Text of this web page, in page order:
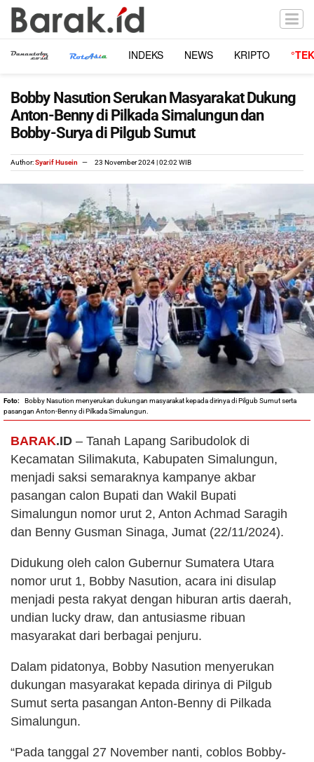
INDEKS NEWS KRIPTO
Bobby Nasution Serukan Masyarakat Dukung
Anton-Benny di Pilkada Simalungun dan
Bobby-Surya di Pilgub Sumut
Author:Syarif Husein 23 November 2024 | 02:02 WIB
Bobby Nasution menyerukan dukungan masyarakat kepada dirinya di Pilgub Sumut serta
pasangan Anton-Benny di Pilkada Simalungun.
BARAK.ID – Tanah Lapang Saribudolok di
Kecamatan Silimakuta, Kabupaten Simalungun,
menjadi saksi semaraknya kampanye akbar
pasangan calon Bupati dan Wakil Bupati
Simalungun nomor urut 2, Anton Achmad Saragih
dan Benny Gusman Sinaga, Jumat (22/11/2024).
Didukung oleh calon Gubernur Sumatera Utara
nomor urut 1, Bobby Nasution, acara ini disulap
menjadi pesta rakyat dengan hiburan artis daerah,
undian lucky draw, dan antusiasme ribuan
masyarakat dari berbagai penjuru.
Dalam pidatonya, Bobby Nasution menyerukan
dukungan masyarakat kepada dirinya di Pilgub
Sumut serta pasangan Anton-Benny di Pilkada
Simalungun.
“Pada tanggal 27 November nanti, coblos Bobby-